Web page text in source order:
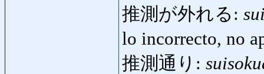
推測が外れる:
lo incorrecto, no
推測通り: